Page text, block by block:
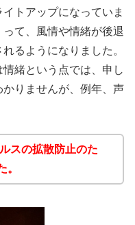
トアップになっていま
て、風情や情緒が後退
るようになりました。
緒という点では、申し
りませんが、例年、声
スの拡散防止のた
。